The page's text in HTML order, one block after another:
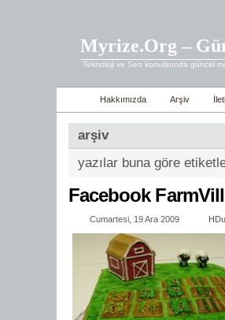
Myrize.Org –
Teknoloji ve Seo konularında güncel
Hakkımızda Arşiv
arşiv
yazılar buna göre
Facebook
Cumartesi, 19 Ara 2009